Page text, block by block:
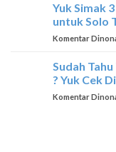
Yuk Simak
untuk Solo
Komentar
Sudah
? Yuk Cek
Komentar